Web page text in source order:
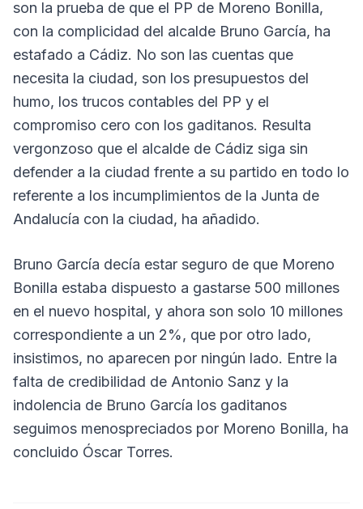
son la prueba de que el PP de Moreno Bonilla,
con la complicidad del alcalde Bruno García, ha
estafado a Cádiz. No son las cuentas que
necesita la ciudad, son los presupuestos del
humo, los trucos contables del PP y el
compromiso cero con los gaditanos. Resulta
vergonzoso que el alcalde de Cádiz siga sin
defender a la ciudad frente a su partido en todo lo
referente a los incumplimientos de la Junta de
Andalucía con la ciudad, ha añadido.
Bruno García decía estar seguro de que Moreno
Bonilla estaba dispuesto a gastarse 500 millones
en el nuevo hospital, y ahora son solo 10 millones
correspondiente a un 2%, que por otro lado,
insistimos, no aparecen por ningún lado. Entre la
falta de credibilidad de Antonio Sanz y la
indolencia de Bruno García los gaditanos
seguimos menospreciados por Moreno Bonilla, ha
concluido Óscar Torres.